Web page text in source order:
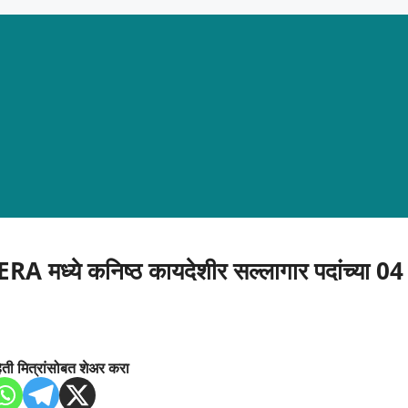
मध्ये कनिष्ठ कायदेशीर सल्लागार पदांच्या 04
मित्रांसोबत शेअर करा